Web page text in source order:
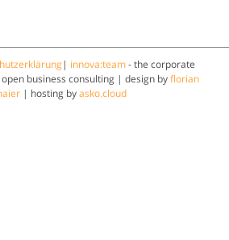
| innova:team- the corporate
open business consulting | design byflorian
| hosting byasko.cloud